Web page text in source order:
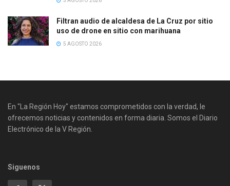
Filtran audio de alcaldesa de La Cruz por sitio
uso de drone en sitio con marihuana
5 AGOSTO 2026
En "La Región Hoy" estamos comprometidos con la verdad, le
ofrecemos noticias y contenidos en forma diaria. Somos el Diario
Electrónico de la V Región.
Siguenos